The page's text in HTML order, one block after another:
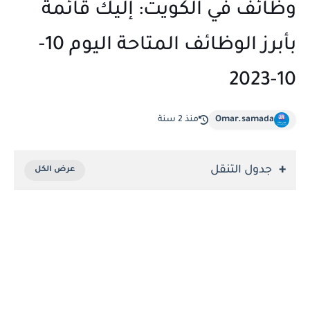
وظائف في الكويت: إليك قائمة
بأبرز الوظائف المتاحة اليوم 10-
10-2023
Omar.samada منذ 2 سنة
جدول التنقل